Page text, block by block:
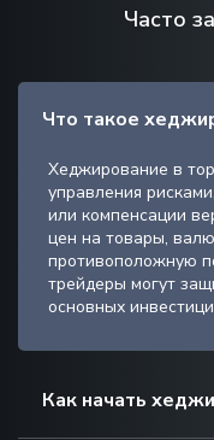
Часто
Что такое
Хеджирование в
управления
или компенсации
цен на товары,
противоположную
трейдеры могут
основных
Как начать